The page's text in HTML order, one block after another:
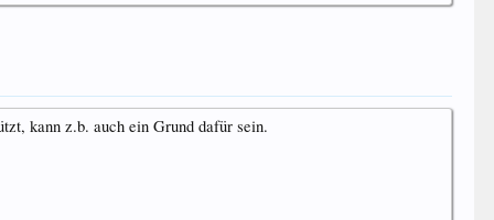
kann z.b. auch ein Grund dafür sein.